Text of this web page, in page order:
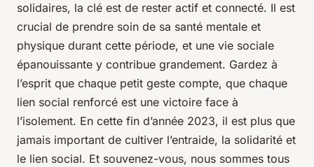
solidaires, la clé est de rester actif et connecté. Il est
crucial de prendre soin de sa santé mentale et
physique durant cette période, et une vie sociale
épanouissante y contribue grandement. Gardez à
l’esprit que chaque petit geste compte, que chaque
lien social renforcé est une victoire face à
l’isolement. En cette fin d’année 2023, il est plus que
jamais important de cultiver l’entraide, la solidarité et
le lien social. Et souvenez-vous, nous sommes tous